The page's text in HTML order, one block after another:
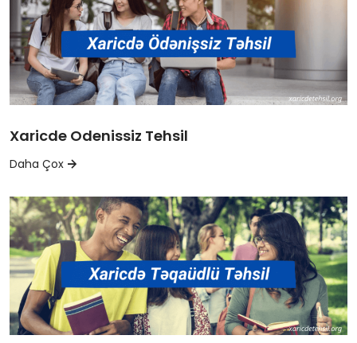
Xaricde Odenissiz Tehsil
Daha Çox